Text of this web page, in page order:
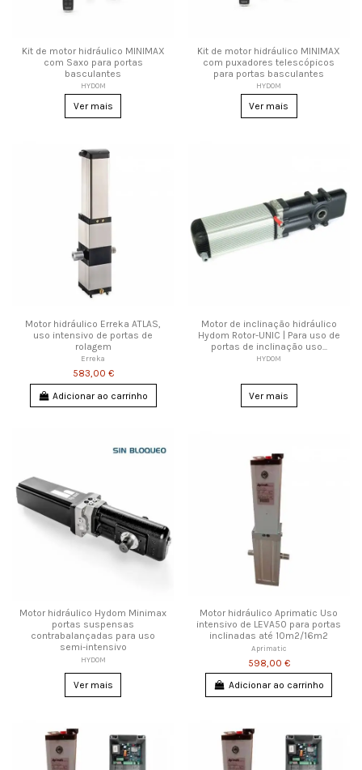
Kit de motor hidráulico MINIMAX
com Saxo para portas
basculantes
HYDOM
Ver mais
Kit de motor hidráulico MINIMAX
com puxadores telescópicos
para portas basculantes
HYDOM
Ver mais
Motor hidráulico Erreka ATLAS,
uso intensivo de portas de
rolagem
Erreka
583,00 €
Adicionar ao carrinho
Motor de inclinação hidráulico
Hydom Rotor-UNIC | Para uso de
portas de inclinação uso...
HYDOM
Ver mais
Motor hidráulico Hydom Minimax
portas suspensas
contrabalançadas para uso
semi-intensivo
HYDOM
Ver mais
Motor hidráulico Aprimatic Uso
intensivo de LEVA50 para portas
inclinadas até 10m2/16m2
Aprimatic
598,00 €
Adicionar ao carrinho